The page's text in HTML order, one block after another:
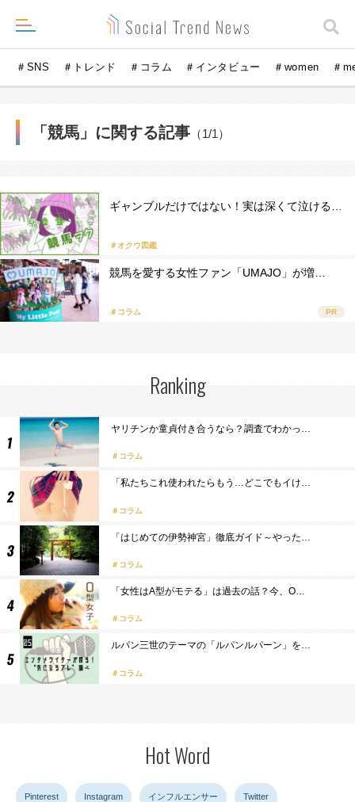
＃SNS ＃トレンド ＃コラム ＃インタビュー ＃women ＃
「競馬」に関する記事 （1/1）
ギャンブルだけではない！実は深くて泣ける…
＃オクウ図鑑
競馬を愛する女性ファン「UMAJO」が増…
＃コラム PR
Ranking
ヤリチンか童貞付き合うなら？調査でわかっ…
コラム
「私たちこれ使われたらもう…どこでもイけ…
コラム
「はじめての伊勢神宮」徹底ガイド～やった…
コラム
「女性はA型がモテる」は過去の話？今、O…
コラム
ルパン三世のテーマの「ルパンルパーン」を…
コラム
Hot Word
Pinterest Instagram インフルエンサー Twitter